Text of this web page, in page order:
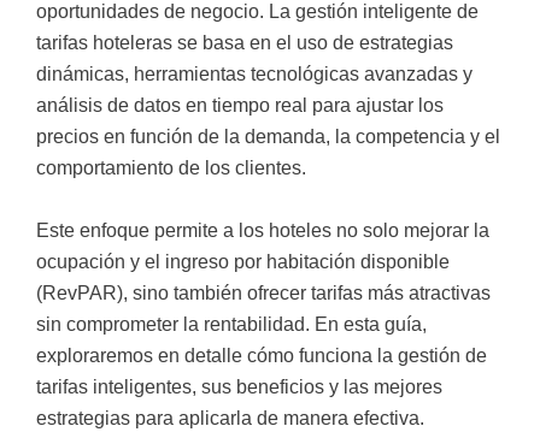
oportunidades de negocio. La gestión inteligente de
tarifas hoteleras se basa en el uso de estrategias
dinámicas, herramientas tecnológicas avanzadas y
análisis de datos en tiempo real para ajustar los
precios en función de la demanda, la competencia y el
comportamiento de los clientes.
Este enfoque permite a los hoteles no solo mejorar la
ocupación y el ingreso por habitación disponible
(RevPAR), sino también ofrecer tarifas más atractivas
sin comprometer la rentabilidad. En esta guía,
exploraremos en detalle cómo funciona la gestión de
tarifas inteligentes, sus beneficios y las mejores
estrategias para aplicarla de manera efectiva.